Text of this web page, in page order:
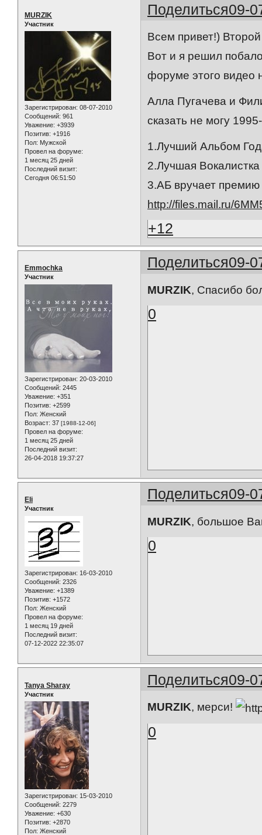
Поделиться09-
MURZIK
Участник
Зарегистрирован: 08-07-2010
Сообщений: 961
Уважение: +3939
Позитив: +1916
Пол: Мужской
Провел на форуме:
1 месяц 25 дней
Последний визит:
Сегодня 06:51:50
Всем привет!)
Вот и я решил
форуме этого видео
Алла Пугачева и
сказать не могу
1.Лучший Альбом
2.Лучшая Вокалистка
3.АБ вручает
http://files.mail.ru/
+12
Поделиться09-
Emmochka
Участник
Зарегистрирован: 20-03-2010
Сообщений: 2445
Уважение: +351
Позитив: +2599
Пол: Женский
Возраст: 37 [1988-12-06]
Провел на форуме:
1 месяц 25 дней
Последний визит:
26-04-2018 19:37:27
MURZIK, Спасибо
0
Поделиться09-
Eli
Участник
Зарегистрирован: 16-03-2010
Сообщений: 2326
Уважение: +1389
Позитив: +1572
Пол: Женский
Провел на форуме:
1 месяц 19 дней
Последний визит:
07-12-2022 22:35:07
MURZIK, большое
0
Поделиться09-
Tanya Sharay
Участник
Зарегистрирован: 15-03-2010
Сообщений: 2279
Уважение: +630
Позитив: +2870
Пол: Женский
MURZIK, мерси!
0